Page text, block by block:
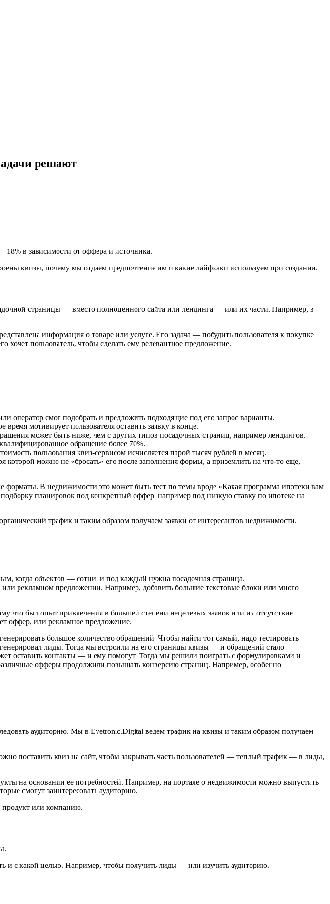
решают
в зависимости от оффера и источника.
квизы, почему мы отдаем предпочтение им и какие лайфхаки используем при создании.
страницы — вместо полноценного сайта или лендинга — или их части. Например, в
информация о товаре или услуге. Его задача — побудить пользователя к покупке
пользователь, чтобы сделать ему релевантное предложение.
оператор смог подобрать и предложить подходящие под его запрос варианты.
мотивирует пользователя оставить заявку в конце.
может быть ниже, чем с других типов посадочных страниц, например лендингов.
обращение более 70%.
пользования квиз-сервисом исчисляется парой тысяч рублей в месяц.
которой можно не «бросать» его после заполнения формы, а приземлить на что-то еще,
В недвижимости это может быть тест по темы вроде «Какая программа ипотеки вам
планировок под конкретный оффер, например под низкую ставку по ипотеке на
трафик и таким образом получаем заявки от интересантов недвижимости.
когда объектов — сотни, и под каждый нужна посадочная страница.
рекламном предложении. Например, добавить большие текстовые блоки или много
что был опыт привлечения в большей степени нецелевых заявок или их отсутствие
оффер, или рекламное предложение.
большое количество обращений. Чтобы найти тот самый, надо тестировать
лиды. Тогда мы встроили на его страницы квизы — и обращений стало
оставить контакты — и ему помогут. Тогда мы решили поиграть с формулировками и
офферы продолжили повышать конверсию страниц. Например, особенно
аудиторию. Мы в Eyetronic.Digital ведем трафик на квизы и таким образом получаем
поставить квиз на сайт, чтобы закрывать часть пользователей — теплый трафик — в лиды,
на основании ее потребностей. Например, на портале о недвижимости можно выпустить
смогут заинтересовать аудиторию.
продукт или компанию.
и с какой целью. Например, чтобы получить лиды — или изучить аудиторию.